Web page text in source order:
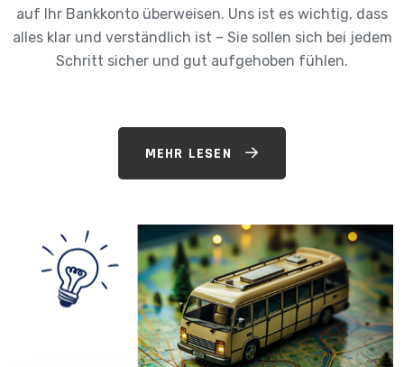
auf Ihr Bankkonto überweisen. Uns ist es wichtig, dass
alles klar und verständlich ist – Sie sollen sich bei jedem
Schritt sicher und gut aufgehoben fühlen.
MEHR LESEN